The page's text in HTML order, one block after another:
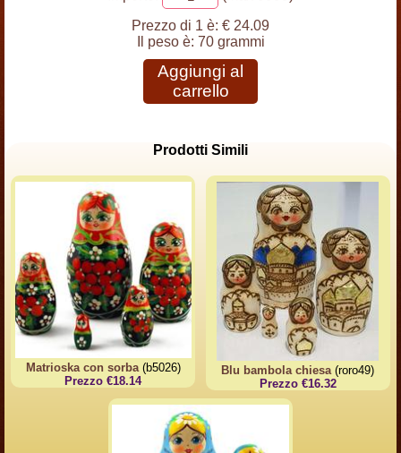
Prezzo di 1 è: € 24.09
Il peso è: 70 grammi
Aggiungi al
carrello
Prodotti Simili
Matrioska con sorba(b5026)
Prezzo €18.14
Blu bambola chiesa(roro49)
Prezzo €16.32